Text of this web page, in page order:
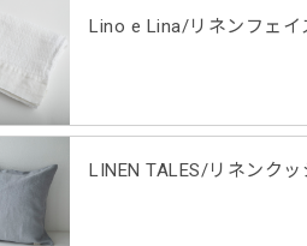
Lino e Lina/リネンフェ
LINEN TALES/リネンク